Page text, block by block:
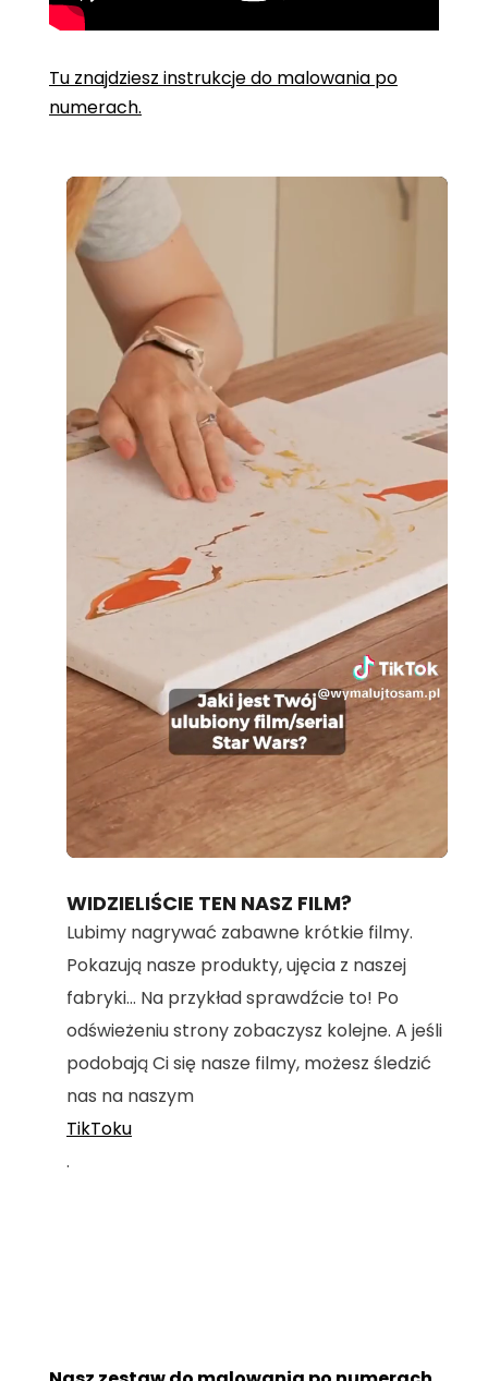
Tu znajdziesz instrukcje do malowania po
numerach.
Loaded:
100.00%
WIDZIELIŚCIE TEN NASZ FILM?
Lubimy nagrywać zabawne krótkie filmy.
Pokazują nasze produkty, ujęcia z naszej
fabryki... Na przykład sprawdźcie to! Po
odświeżeniu strony zobaczysz kolejne. A jeśli
podobają Ci się nasze filmy, możesz śledzić
nas na naszym
TikToku
.